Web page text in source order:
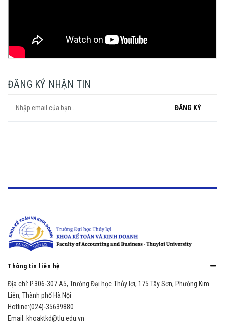
ĐĂNG KÝ NHẬN TIN
ĐĂNG KÝ
Thông tin liên hệ
Địa chỉ: P.306-307 A5, Trường Đại học Thủy lợi, 175 Tây Sơn, Phường Kim
Liên, Thành phố Hà Nội
Hotline:(024)-35639880
Email: khoaktkd@tlu.edu.vn